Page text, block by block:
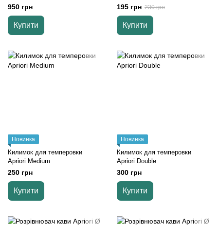
вирівнювач 2 в 1)
950 грн
Купити
195 грн 230 грн
Купити
Новинка
Килимок для темперовки
Apriori Medium
250 грн
Купити
Новинка
Килимок для темперовки
Apriori Double
300 грн
Купити